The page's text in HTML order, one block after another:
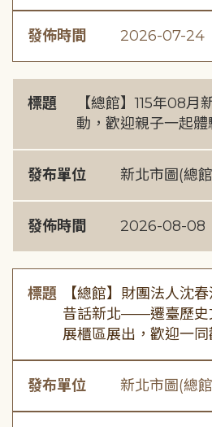
發佈時間 2026-07-24
標題
【總館】115年08
動，歡迎親子一起
發布單位 新北市圖(總
發佈時間 2026-08-08
標題
【總館】財團法人沈
昔話新北——遷臺歷史
展櫃區展出，歡迎一同
發布單位 新北市圖(總